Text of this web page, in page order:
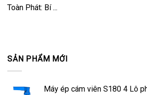
SẢN PHẨM MỚI
Máy ép cám viên S180 4 Lô
Toàn Phát: Bí ...